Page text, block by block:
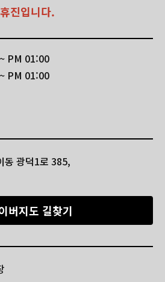
진입니다.
PM 01:00
PM 01:00
동 광덕1로 385,
버지도 길찾기